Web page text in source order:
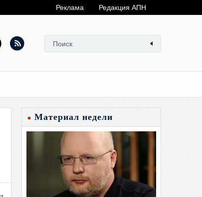
Реклама Редакция АПН
Материал недели